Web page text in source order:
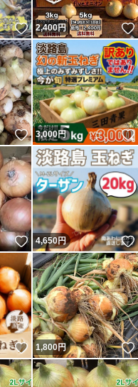
いいね！
2,400円
いいね！
3,000円
いいね！
4,650円
いいね！
1,800円